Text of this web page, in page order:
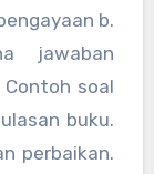
b.
jawaban
Contoh soal
buku.
perbaikan.